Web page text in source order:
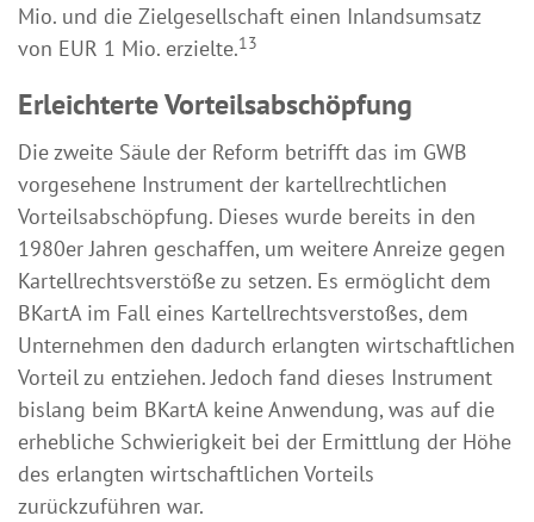
Mio. und die Zielgesellschaft einen Inlandsumsatz
von EUR 1 Mio. erzielte.13
Erleichterte Vorteilsabschöpfung
Die zweite Säule der Reform betrifft das im GWB
vorgesehene Instrument der kartellrechtlichen
Vorteilsabschöpfung. Dieses wurde bereits in den
1980er Jahren geschaffen, um weitere Anreize gegen
Kartellrechtsverstöße zu setzen. Es ermöglicht dem
BKartA im Fall eines Kartellrechtsverstoßes, dem
Unternehmen den dadurch erlangten wirtschaftlichen
Vorteil zu entziehen. Jedoch fand dieses Instrument
bislang beim BKartA keine Anwendung, was auf die
erhebliche Schwierigkeit bei der Ermittlung der Höhe
des erlangten wirtschaftlichen Vorteils
zurückzuführen war.